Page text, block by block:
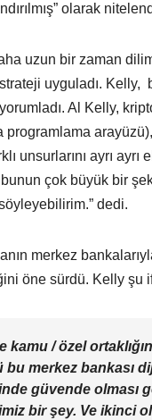
olarak
uzun bir zaman
uyguladı. Kelly,
Al Kelly,
unsurlarını ayrı
çok büyük bir
dedi.
merkez
öne sürdü. Kelly şu
kamu / özel
merkez bankası
güvende olması
bir şey. Ve ikinci